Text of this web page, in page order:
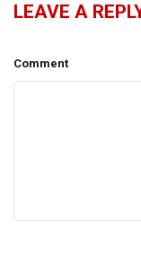
LEAVE A
Comment